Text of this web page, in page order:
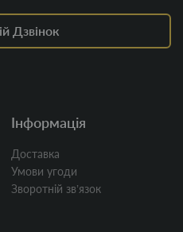
Дзвінок
Інформація
Доставка
Умови угоди
Зворотній звʼязок